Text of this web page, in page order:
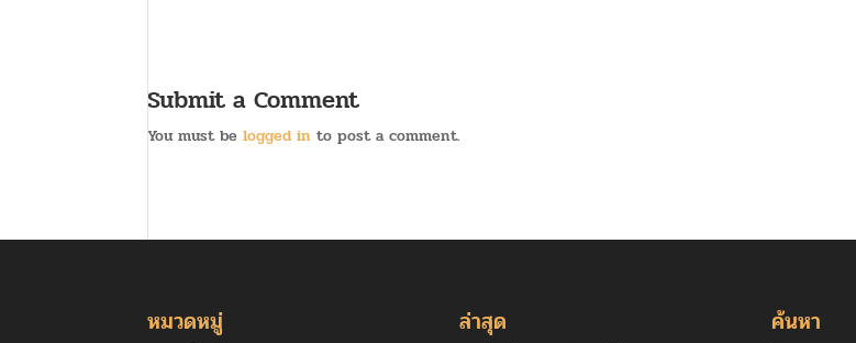
Submit a Comment
You must belogged in to post a comment.
หมวดหมู่ ล่าสุด ค้นหา